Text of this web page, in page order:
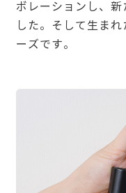
ボレーションし、
した。そして生ま
ーズです。